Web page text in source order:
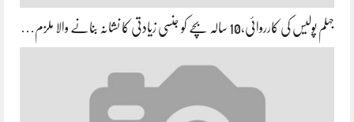
جہلم پولیس کی کارروائی،10 سالہ بچے کو جنسی زیادتی کا نشانہ بنانے والا ملزم…